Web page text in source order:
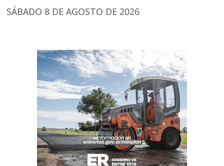
SÁBADO 8 DE AGOSTO DE 2026